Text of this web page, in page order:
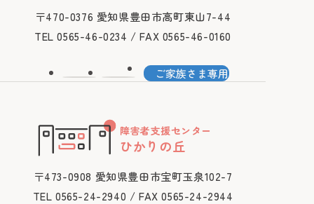
〒470-0376 愛知県豊田市高町東山7-44
TEL 0565-46-0234 / FAX 0565-46-0160
ご家族さま専用
障害者支援センター
ひかりの丘
〒473-0908 愛知県豊田市宝町玉泉102-7
TEL 0565-24-2940 / FAX 0565-24-2944